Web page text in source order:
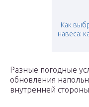
Как
навеса:
Разные погодные
обновления
внутренней